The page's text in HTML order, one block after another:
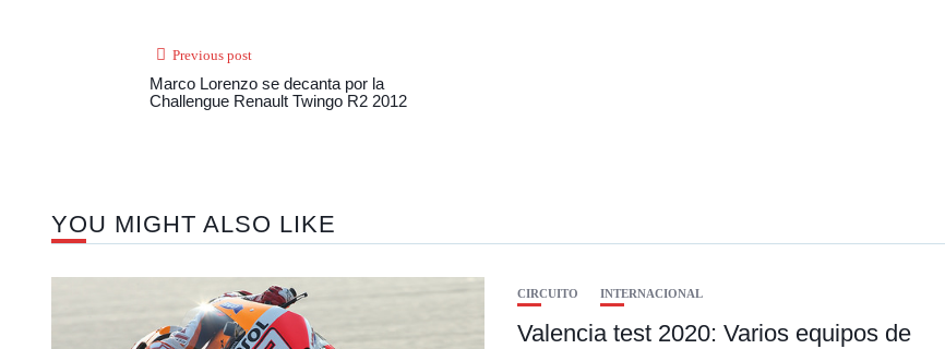
Previous post
Marco Lorenzo se decanta por la
Challengue Renault Twingo R2 2012
YOU MIGHT ALSO LIKE
CIRCUITO INTERNACIONAL
Valencia test 2020: Varios equipos de